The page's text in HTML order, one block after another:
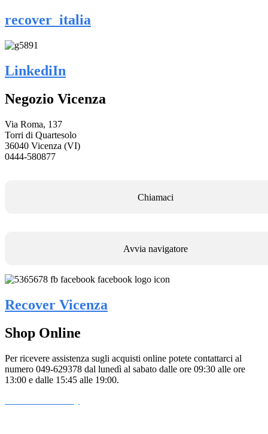
recover_italia
LinkediIn
Negozio Vicenza
Via Roma, 137
Torri di Quartesolo
36040 Vicenza (VI)
0444-580877
Chiamaci
Avvia navigatore
Recover Vicenza
Shop Online
Per ricevere assistenza sugli acquisti online potete contattarci al
numero 049-629378 dal lunedì al sabato dalle ore 09:30 alle ore
13:00 e dalle 15:45 alle 19:00.